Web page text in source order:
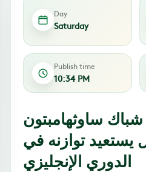
Day
Saturday
Publish time
10:34 PM
ساوثهامبتون
يستعيد توازنه في
الدوري الإنجليزي